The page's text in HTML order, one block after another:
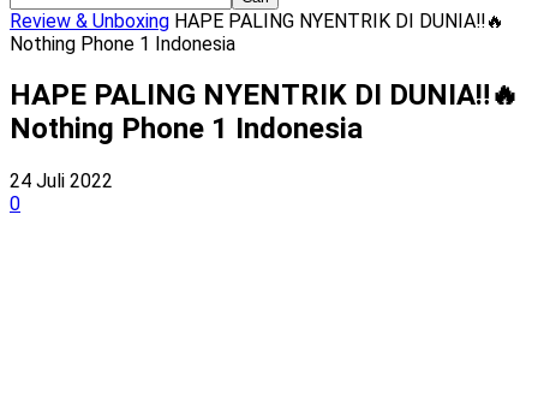
Review & Unboxing HAPE PALING NYENTRIK DI DUNIA‼️🔥
Nothing Phone 1 Indonesia
HAPE PALING NYENTRIK DI DUNIA‼️🔥
Nothing Phone 1 Indonesia
24 Juli 2022
0